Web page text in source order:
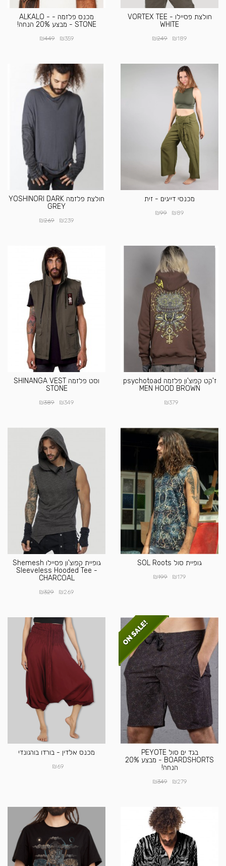
חולצת פסיילו VORTEX TEE -
WHITE
₪189
₪249
מכנס פלזמה - ALKALO -
STONE - מבצע 20% הנחה!
₪359
₪449
מכנסי דייגים - זית
₪89
₪99
חולצת פלזמה YOSHINORI DARK
GREY
₪239
₪269
ז'קט קפוצ'ון פלזמה psychotoad
MEN HOOD BROWN
₪379
וסט פלזמה SHINANGA VEST
STONE
₪349
₪389
גופיית סול SOL Roots
₪179
₪199
גופיית קפוצ'ון פסיילו Shemesh
Sleeveless Hooded Tee -
CHARCOAL
₪269
₪329
בגד ים סול PEYOTE
BOARDSHORTS - מבצע 20%
הנחה!
₪279
₪349
מכנס אלדין - בורדו בורגונדי
₪69